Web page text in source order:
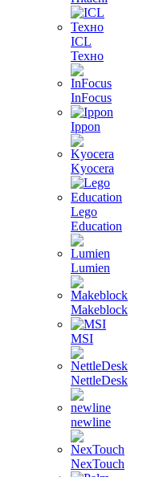
ICL
Техно
InFocus
Ippon
Kyocera
Lego
Education
Lumien
Makeblock
MSI
NettleDesk
newline
NexTouch